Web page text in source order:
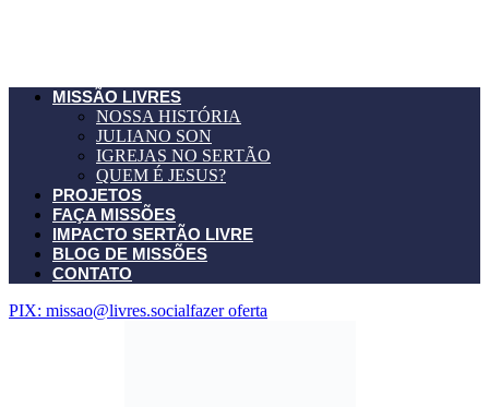
MISSÃO LIVRES
NOSSA HISTÓRIA
JULIANO SON
IGREJAS NO SERTÃO
QUEM É JESUS?
PROJETOS
FAÇA MISSÕES
IMPACTO SERTÃO LIVRE
BLOG DE MISSÕES
CONTATO
PIX: missao@livres.socialfazer oferta